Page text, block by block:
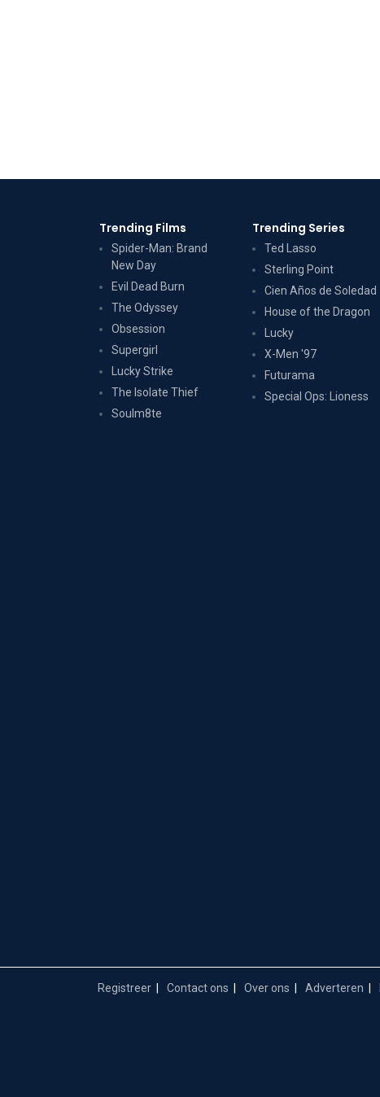
Trending Films
Spider-Man: Brand
New Day
Evil Dead Burn
The Odyssey
Obsession
Supergirl
Lucky Strike
The Isolate Thief
Soulm8te
Trending Series
Ted Lasso
Sterling Point
Cien Años de Soledad
House of the Dragon
Lucky
X-Men '97
Futurama
Special Ops: Lioness
Registreer Contact ons Over ons Adverteren